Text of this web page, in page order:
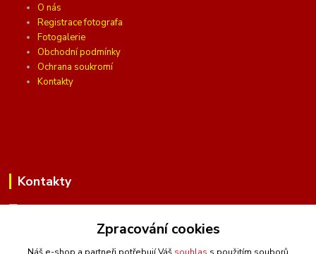
O nás
Registrace fotografa
Fotogalerie
Obchodní podmínky
Ochrana soukromí
Kontakty
Kontakty
(Po-Pá, 10 - 16 hod.)
Zpracování cookies